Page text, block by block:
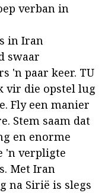
verban in
in Iran
swaar
'n paar keer. TU
vir die opstel lug
Fly een manier
Stem saam dat
en enorme
'n verpligte
Met Iran
na Sirië is slegs